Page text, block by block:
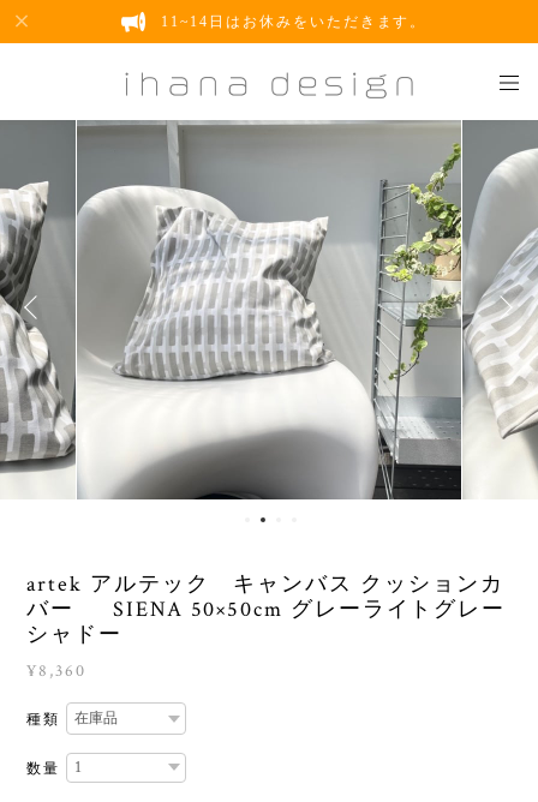
11~14日はお休みをいただきます。
artek アルテック キャンバス クッションカ
バー SIENA 50×50cm グレーライトグレー
シャドー
¥8,360
種類
数量